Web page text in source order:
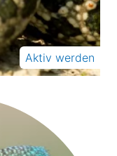
Aktiv werden